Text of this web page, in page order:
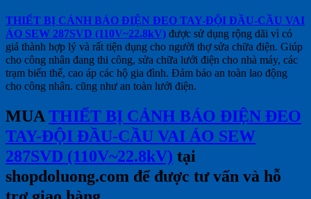
THIẾT BỊ CẢNH BÁO ĐIỆN ĐEO TAY-ĐỘI ĐẦU-CẦU VAI
ÁO SEW 287SVD (110V~22.8kV) được sử dụng rộng dãi vì có
giá thành hợp lý và rất tiện dụng cho người thợ sửa chữa điện. Giúp
cho công nhân đang thi công, sửa chữa lưới điện cho nhà máy, các
trạm biến thế, cao áp các hộ gia đình. Đảm bảo an toàn lao động
cho công nhân. cũng như an toàn lưới điện.
MUA THIẾT BỊ CẢNH BÁO ĐIỆN ĐEO
TAY-ĐỘI ĐẦU-CẦU VAI ÁO SEW
287SVD (110V~22.8kV) tại
shopdoluong.com để được tư vấn và hỗ